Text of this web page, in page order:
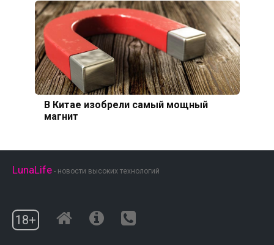
В Китае изобрели самый мощный
магнит
LunaLife - новости высоких технологий
18+